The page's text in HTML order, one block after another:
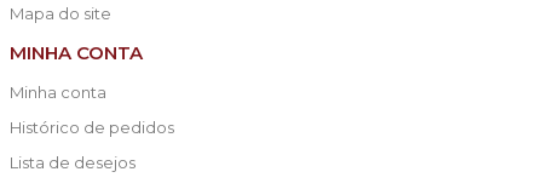
Mapa do site
MINHA CONTA
Minha conta
Histórico de pedidos
Lista de desejos